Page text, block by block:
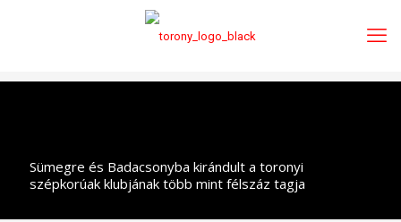
Sümegre és Badacsonyba kirándult a toronyi
szépkorúak klubjának több mint félszáz tagja